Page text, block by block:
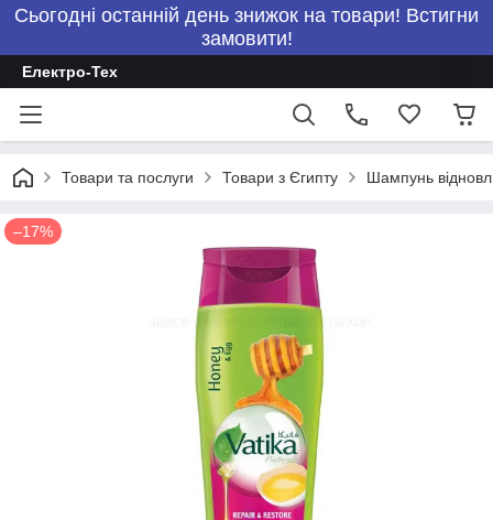
Сьогодні останній день знижок на товари! Встигни
замовити!
Електро-Тех
Товари та послуги Товари з Єгипту Шампунь
–17%